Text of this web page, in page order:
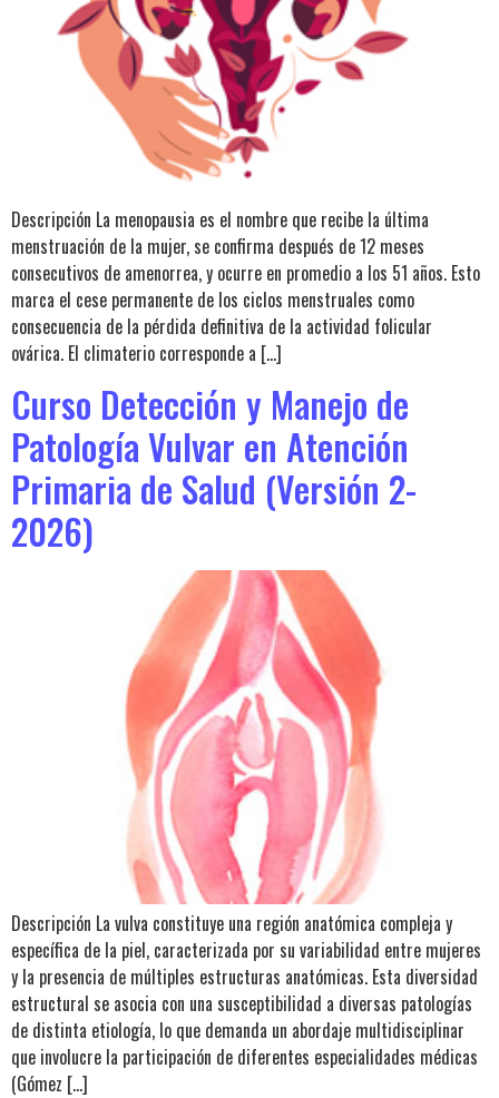
Descripción La menopausia es el nombre que recibe la última
menstruación de la mujer, se confirma después de 12 meses
consecutivos de amenorrea, y ocurre en promedio a los 51 años. Esto
marca el cese permanente de los ciclos menstruales como
consecuencia de la pérdida definitiva de la actividad folicular
ovárica. El climaterio corresponde a […]
Curso Detección y Manejo de
Patología Vulvar en Atención
Primaria de Salud (Versión 2-
2026)
Descripción La vulva constituye una región anatómica compleja y
específica de la piel, caracterizada por su variabilidad entre mujeres
y la presencia de múltiples estructuras anatómicas. Esta diversidad
estructural se asocia con una susceptibilidad a diversas patologías
de distinta etiología, lo que demanda un abordaje multidisciplinar
que involucre la participación de diferentes especialidades médicas
(Gómez […]